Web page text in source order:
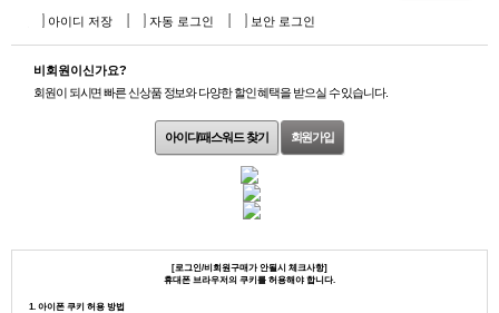
아이디 저장 자동 로그인 보안 로그인
비회원이신가요?
회원이 되시면 빠른 신상품 정보와 다양한 할인 혜택을 받으실 수 있습니다.
아이디/패스워드 찾기 회원가입
[로그인/비회원구매가 안될시 체크사항]
휴대폰 브라우저의 쿠키를 허용해야 합니다.
1. 아이폰 쿠키 허용 방법